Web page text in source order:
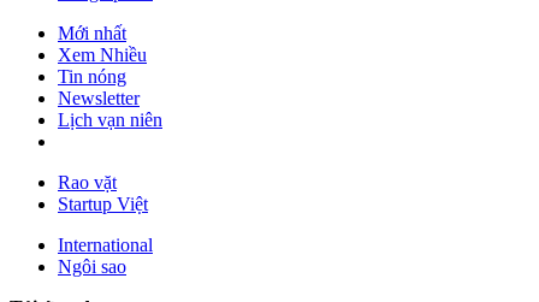
Mới nhất
Xem Nhiều
Tin nóng
Newsletter
Lịch vạn niên
Rao vặt
Startup Việt
International
Ngôi sao